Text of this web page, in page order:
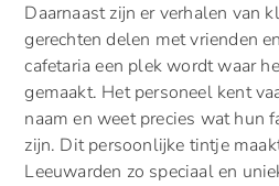
Daarnaast zijn er verhalen van
gerechten delen met vrienden
cafetaria een plek wordt waar
gemaakt. Het personeel kent
naam en weet precies wat hun
zijn. Dit persoonlijke tintje
Leeuwarden zo speciaal en